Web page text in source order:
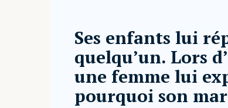
Ses enfants lui
quelqu’un. Lors
une femme lui
pourquoi son